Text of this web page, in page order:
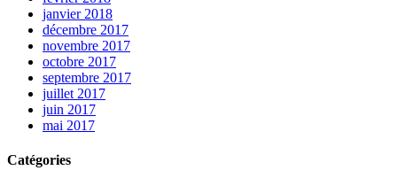
janvier 2018
décembre 2017
novembre 2017
octobre 2017
septembre 2017
juillet 2017
juin 2017
mai 2017
Catégories